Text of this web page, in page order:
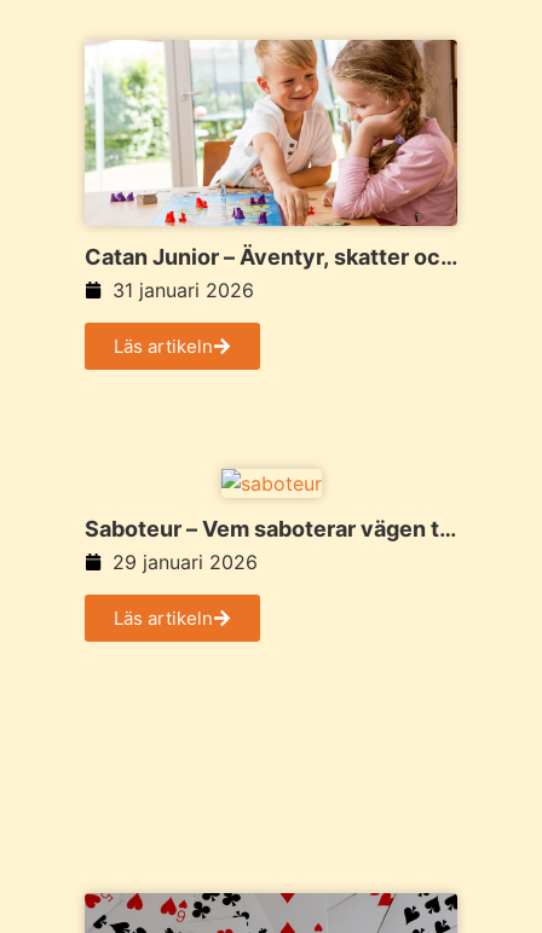
Catan Junior – Äventyr, skatter och
de första strategiska valen
31 januari 2026
Läs artikeln
Saboteur – Vem saboterar vägen till
guldet?
29 januari 2026
Läs artikeln